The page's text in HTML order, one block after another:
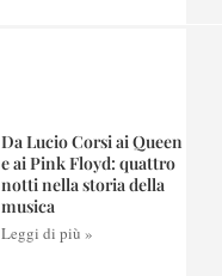
Da Lucio Corsi ai Queen
e ai Pink Floyd: quattro
notti nella storia della
musica
Leggi di più »